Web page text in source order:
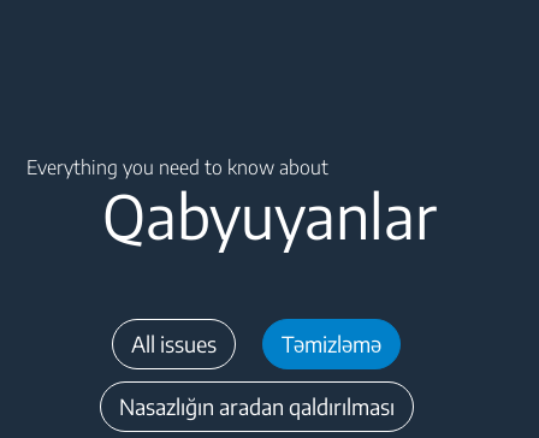
Everything you need to know about
Qabyuyanlar
All issues Təmizləmə
Nasazlığın aradan qaldırılması